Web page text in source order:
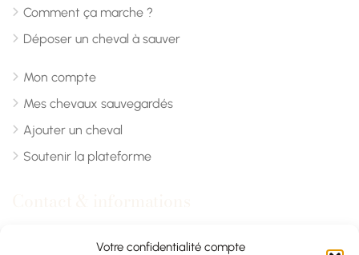
Votre confidentialité compte
Comment ça marche ?
Déposer un cheval à sauver
Mon compte
Mes chevaux sauvegardés
Ajouter un cheval
Soutenir la plateforme
Chevalasauver.com